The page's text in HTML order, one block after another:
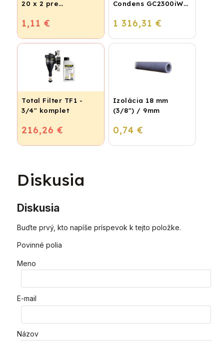
20 x 2 pre
podlahové kúrenie a
1,11 €
Condens GC2300iW
kondenzačný
1 316,31 €
Total Filter TF1 -
3/4" komplet
216,26 €
Izolácia 18 mm
(3/8") / 9mm
0,74 €
Diskusia
Diskusia
Buďte prvý, kto napíše príspevok k tejto položke.
Povinné polia
Meno
E-mail
Názov